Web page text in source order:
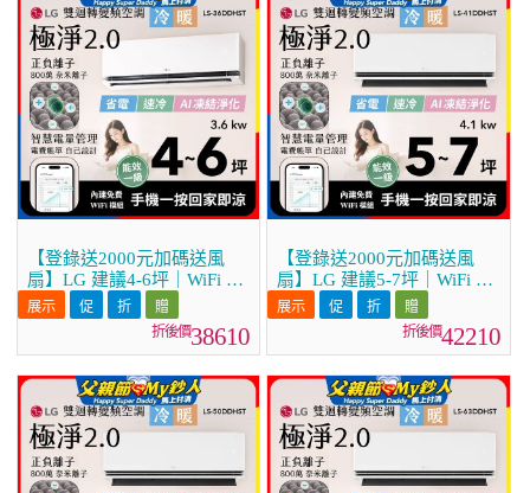
【登錄送2000元加碼送風
扇】LG 建議4-6坪｜WiFi 雙
迴轉變頻空調｜極淨2.0系列
｜AI 氣流 & 奈米離子 (LS-
38610
【登錄送2000元加碼送風
扇】LG 建議5-7坪｜WiFi 雙
迴轉變頻空調｜極淨2.0系列
｜AI 氣流 & 奈米離子 (LS-
42210